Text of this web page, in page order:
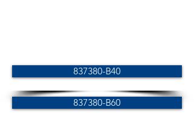
837380-B40
837380-B60